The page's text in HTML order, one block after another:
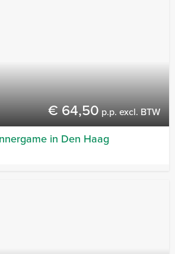
€ 64,50 p.p. excl. BTW
in Den Haag